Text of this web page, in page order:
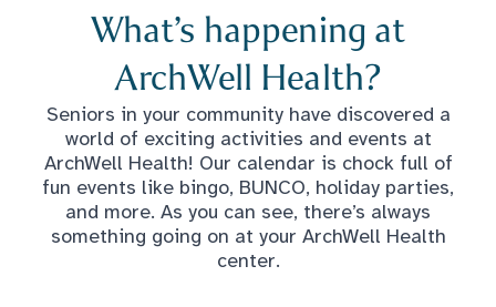
What’s happening at
ArchWell Health?
Seniors in your community have discovered a
world of exciting activities and events at
ArchWell Health! Our calendar is chock full of
fun events like bingo, BUNCO, holiday parties,
and more. As you can see, there’s always
something going on at your ArchWell Health
center.